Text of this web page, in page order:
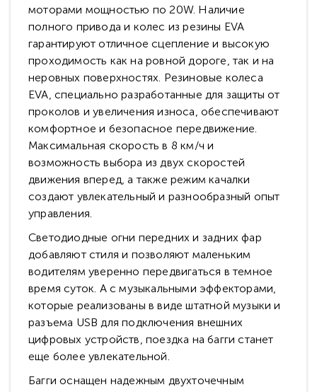
моторами мощностью по 20W. Наличие
полного привода и колес из резины EVA
гарантируют отличное сцепление и высокую
проходимость как на ровной дороге, так и на
неровных поверхностях. Резиновые колеса
EVA, специально разработанные для защиты от
проколов и увеличения износа, обеспечивают
комфортное и безопасное передвижение.
Максимальная скорость в 8 км/ч и
возможность выбора из двух скоростей
движения вперед, а также режим качалки
создают увлекательный и разнообразный опыт
управления.
Светодиодные огни передних и задних фар
добавляют стиля и позволяют маленьким
водителям уверенно передвигаться в темное
время суток. А с музыкальными эффекторами,
которые реализованы в виде штатной музыки и
разъема USB для подключения внешних
цифровых устройств, поездка на багги станет
еще более увлекательной.
Багги оснащен надежным двухточечным